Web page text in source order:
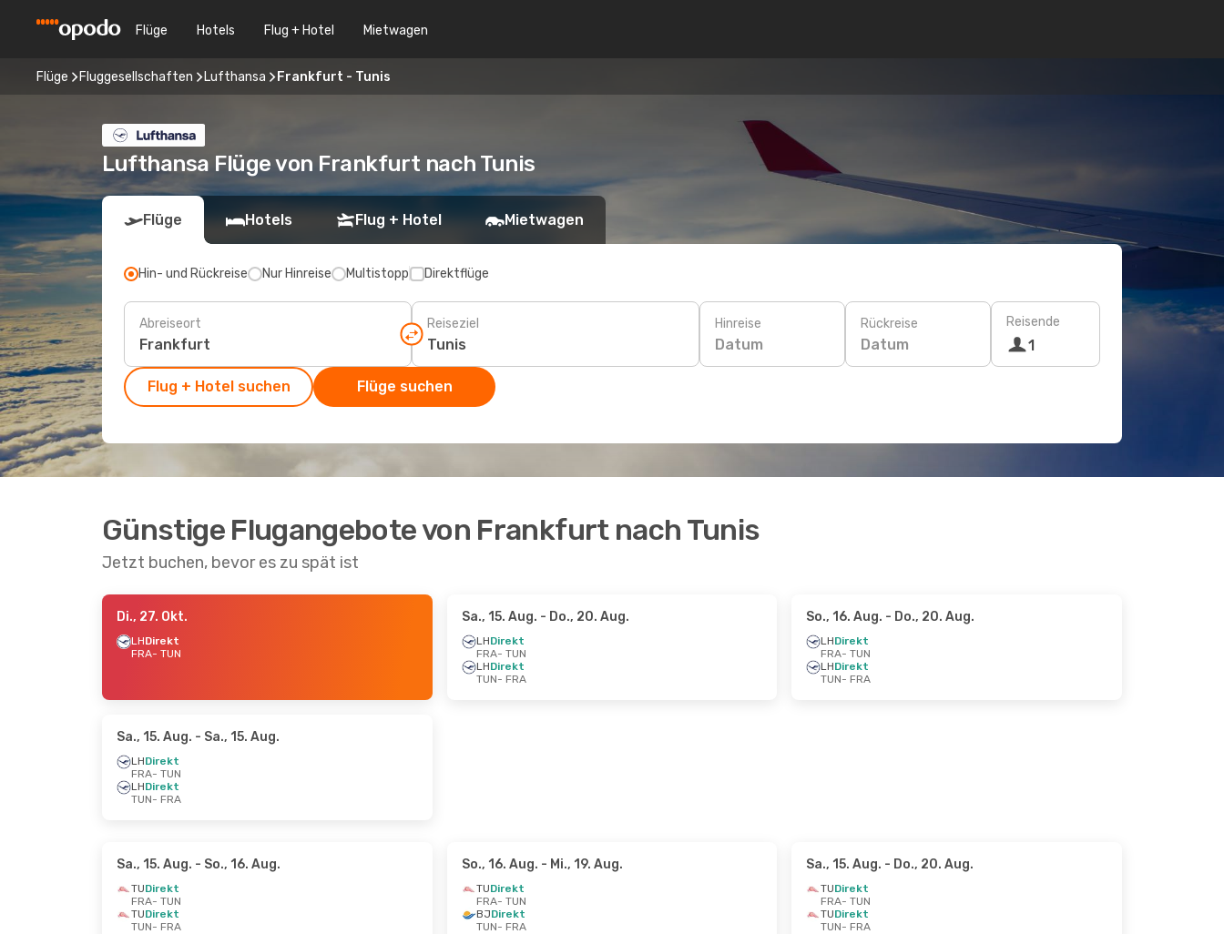
Flüge Hotels Flug + Hotel Mietwagen
Flüge Fluggesellschaften Lufthansa Frankfurt - Tunis
Lufthansa Flüge von Frankfurt nach Tunis
Flüge Hotels Flug + Hotel Mietwagen
Hin- und Rückreise Nur Hinreise Multistopp Direktflüge
Abreiseort Reiseziel Hinreise
Datum
Rückreise
Datum
Reisende
1
Flug + Hotel suchen Flüge suchen
Günstige Flugangebote von Frankfurt nach Tunis
Jetzt buchen, bevor es zu spät ist
Di., 27. Okt.
LHDirekt
FRA- TUN
Sa., 15. Aug. - Do., 20. Aug.
LHDirekt
FRA- TUN
LHDirekt
TUN- FRA
So., 16. Aug. - Do., 20. Aug.
LHDirekt
FRA- TUN
LHDirekt
TUN- FRA
Sa., 15. Aug. - Sa., 15. Aug.
LHDirekt
FRA- TUN
LHDirekt
TUN- FRA
Sa., 15. Aug. - So., 16. Aug.
TUDirekt
FRA- TUN
TUDirekt
TUN- FRA
So., 16. Aug. - Mi., 19. Aug.
TUDirekt
FRA- TUN
BJDirekt
TUN- FRA
Sa., 15. Aug. - Do., 20. Aug.
TUDirekt
FRA- TUN
TUDirekt
TUN- FRA